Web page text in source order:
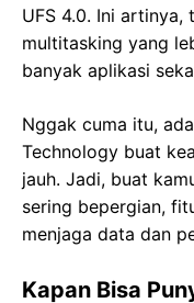
UFS 4.0. Ini
multitasking yang
banyak aplikasi
Nggak cuma itu,
Technology buat
jauh. Jadi, buat
sering bepergian,
menjaga data dan
Kapan Bisa